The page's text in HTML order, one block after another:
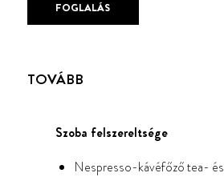
FOGLALÁS
TOVÁBB
Szoba felszereltsége
Nespresso-kávéfőző tea- és